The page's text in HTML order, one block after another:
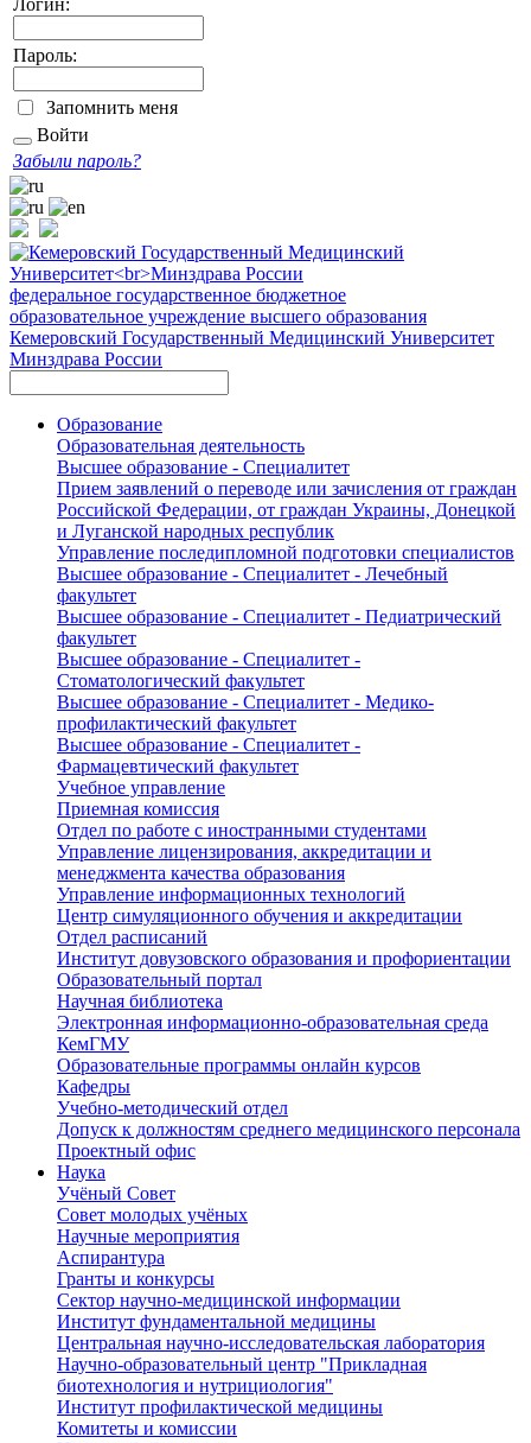
Логин:
Пароль:
Запомнить меня
Войти
Забыли пароль?
федеральное государственное бюджетное
образовательное учреждение высшего образования
Кемеровский Государственный Медицинский Университет
Минздрава России
Образование
Образовательная деятельность
Высшее образование - Специалитет
Прием заявлений о переводе или зачисления от граждан
Российской Федерации, от граждан Украины, Донецкой
и Луганской народных республик
Управление последипломной подготовки специалистов
Высшее образование - Специалитет - Лечебный
факультет
Высшее образование - Специалитет - Педиатрический
факультет
Высшее образование - Специалитет -
Стоматологический факультет
Высшее образование - Специалитет - Медико-
профилактический факультет
Высшее образование - Специалитет -
Фармацевтический факультет
Учебное управление
Приемная комиссия
Отдел по работе с иностранными студентами
Управление лицензирования, аккредитации и
менеджмента качества образования
Управление информационных технологий
Центр симуляционного обучения и аккредитации
Отдел расписаний
Институт довузовского образования и профориентации
Образовательный портал
Научная библиотека
Электронная информационно-образовательная среда
КемГМУ
Образовательные программы онлайн курсов
Кафедры
Учебно-методический отдел
Допуск к должностям среднего медицинского персонала
Проектный офис
Наука
Учёный Cовет
Совет молодых учёных
Научные мероприятия
Аспирантура
Гранты и конкурсы
Сектор научно-медицинской информации
Институт фундаментальной медицины
Центральная научно-исследовательская лаборатория
Научно-образовательный центр "Прикладная
биотехнология и нутрициология"
Институт профилактической медицины
Комитеты и комиссии